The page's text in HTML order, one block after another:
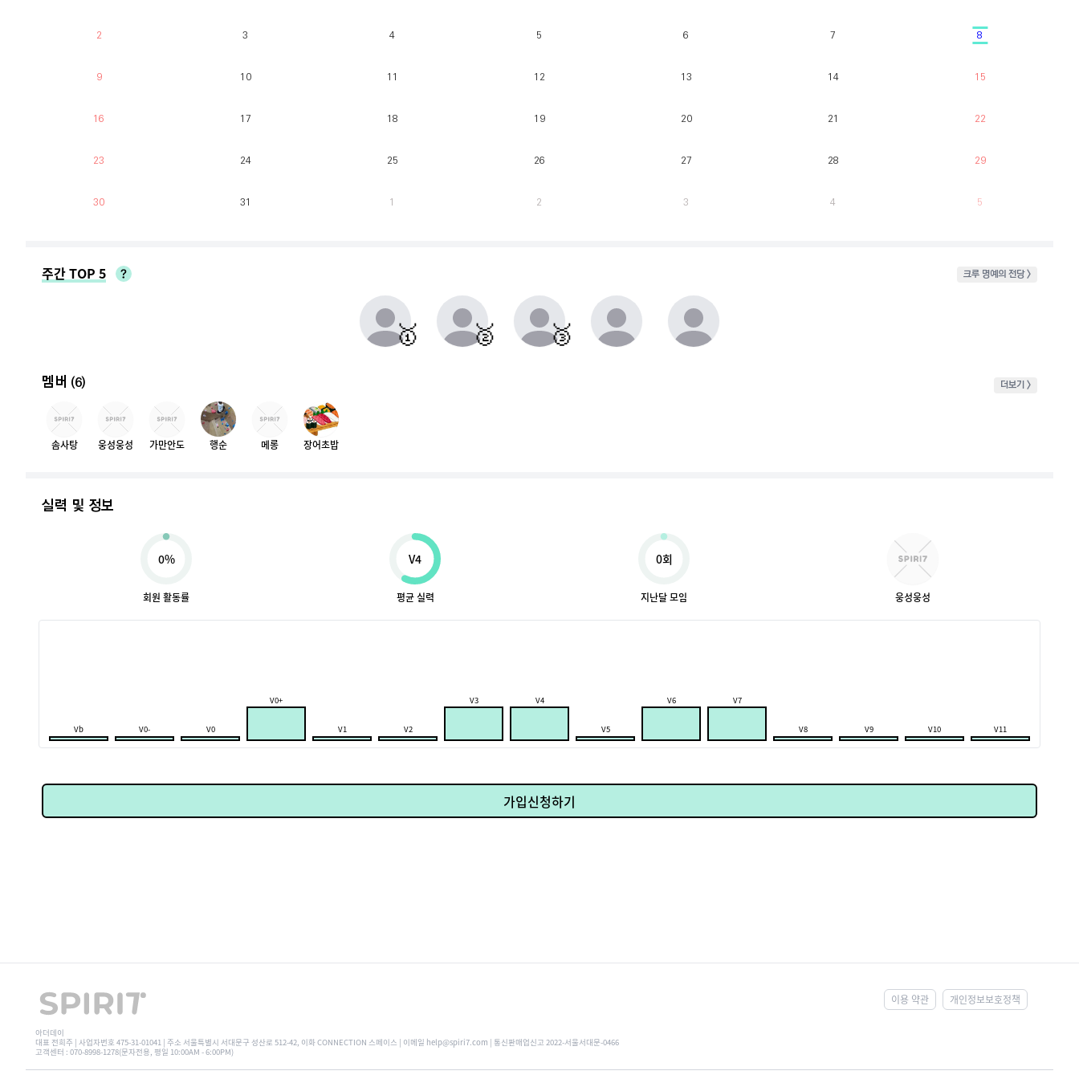
2 3 4 5 6 7 8
9 10 11 12 13 14 15
16 17 18 19 20 21 22
23 24 25 26 27 28 29
30 31 1 2 3 4 5
주간 TOP 5 크루 명예의 전당 >
매주 월요일부터 일요일까지 가장 클라이밍 시간이 많은 유저를 실시간으로 반영.
동점자 처리방식 : 클라이밍 횟수가 많은 순
🥇 🥈 🥉
멤버 (6) 더보기 >
솜사탕 웅성웅성 가만안도 행순 메롱 장어초밥
실력 및 정보
0%
회원 활동률
V4
평균 실력
0회
지난달 모임 웅성웅성
Vb V0- V0
V0+
V1 V2
V3 V4
V5
V6 V7
V8 V9 V10 V11
가입신청하기
이용 약관 개인정보보호정책
아더데이
대표 전희주 | 사업자번호 475-31-01041 | 주소 서울특별시 서대문구 성산로 512-42, 이화 CONNECTION 스페이스 | 이메일 help@spiri7.com | 통신판매업신고 2022-서울서대문-0466
고객센터 : 070-8998-1278(문자전용, 평일 10:00AM - 6:00PM)